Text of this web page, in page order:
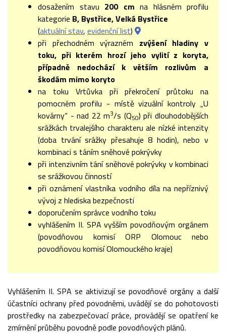
dosažením stavu 200 cm na hlásném profilu
kategorie B, Bystřice, Velká Bystřice
(aktuální stav, evidenční list)
při přechodném výrazném zvýšení hladiny v
toku, při kterém hrozí jeho vylití z koryta,
případně nedochází k větším rozlivům a
škodám mimo koryto
na toku Vrtůvka při překročení průtoku na
pomocném profilu - místě vizuální kontroly „U
kovárny“ - nad 22 m3/s (Q50) při dlouhodobějších
srážkách trvalejšího charakteru ale nízké intenzity
(doba trvání srážky přesahuje 8 hodin), nebo v
kombinaci s táním sněhové pokrývky
při intenzivním tání sněhové pokrývky v kombinaci
se srážkovou činností
při oznámení vlastníka vodního díla na nepříznivý
vývoj z hlediska bezpečnosti
doporučením správce vodního toku
vyhlášením II. SPA vyšším povodňovým orgánem
(povodňovou komisí ORP Olomouc nebo
povodňovou komisí Olomouckého kraje)
Vyhlášením II. SPA se aktivizují se povodňové orgány a další
účastníci ochrany před povodněmi, uvádějí se do pohotovosti
prostředky na zabezpečovací práce, provádějí se opatření ke
zmírnění průběhu povodně podle povodňových plánů.